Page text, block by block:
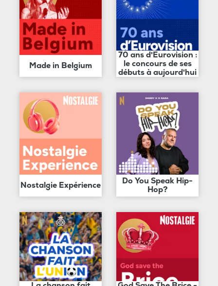
Made in Belgium
70 ans d'Eurovision :
le concours de ses
débuts à aujourd'hui
Nostalgie Expérience
Do You Speak Hip-
Hop?